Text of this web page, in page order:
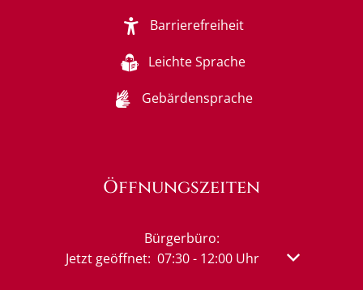
Barrierefreiheit
Leichte Sprache
Gebärdensprache
Öffnungszeiten
Bürgerbüro:
Klicken, um weitere Öffnungs- oder
Jetzt geöffnet: 07:30- 12:00Uhr Von 07:30